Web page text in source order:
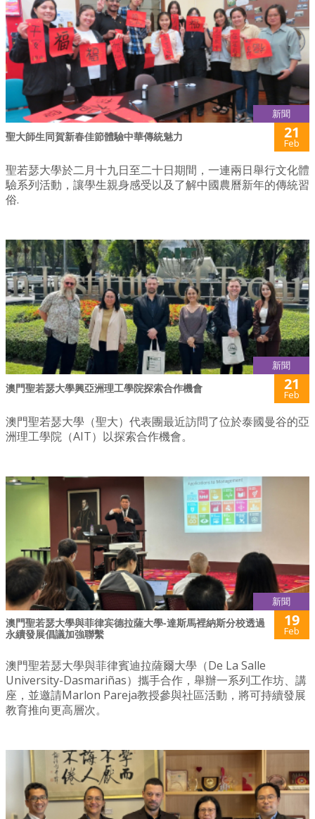
新聞
聖大師生同賀新春佳節體驗中華傳統魅力 21
Feb
聖若瑟大學於二月十九日至二十日期間，一連兩日舉行文化體
驗系列活動，讓學生親身感受以及了解中國農曆新年的傳統習
俗.
新聞
澳門聖若瑟大學興亞洲理工學院探索合作機會 21
Feb
澳門聖若瑟大學（聖大）代表團最近訪問了位於泰國曼谷的亞
洲理工學院（AIT）以探索合作機會。
新聞
澳門聖若瑟大學與菲律宾德拉薩大學-達斯馬裡納斯分校透過
永續發展倡議加強聯繫
19
Feb
澳門聖若瑟大學與菲律賓迪拉薩爾大學（De La Salle
University-Dasmariñas）攜手合作，舉辦一系列工作坊、講
座，並邀請Marlon Pareja教授參與社區活動，將可持續發展
教育推向更高層次。